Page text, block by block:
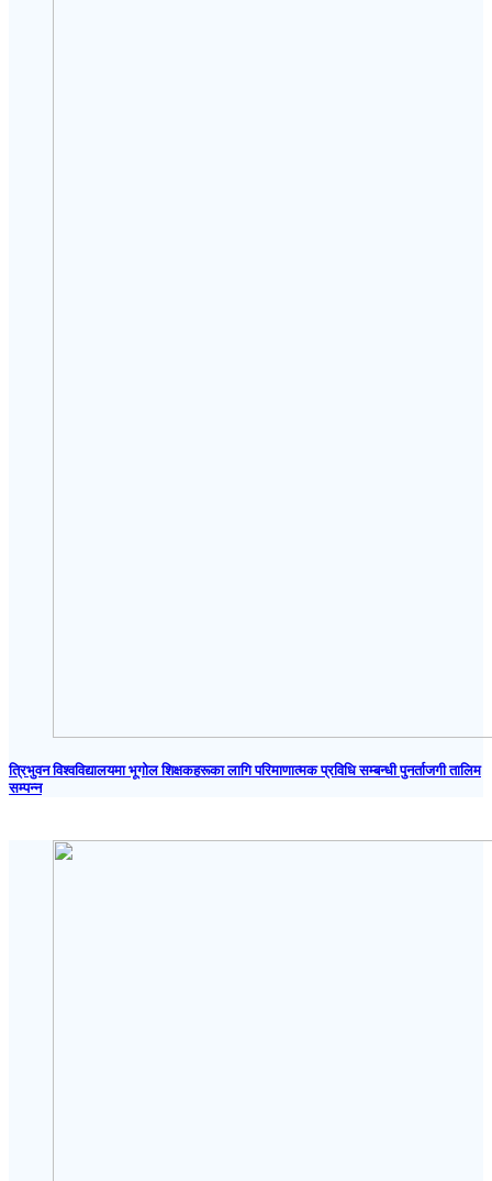
त्रिभुवन विश्वविद्यालयमा भूगोल शिक्षकहरूका लागि परिमाणात्मक प्रविधि सम्बन्धी पुनर्ताजगी तालिम
सम्पन्न